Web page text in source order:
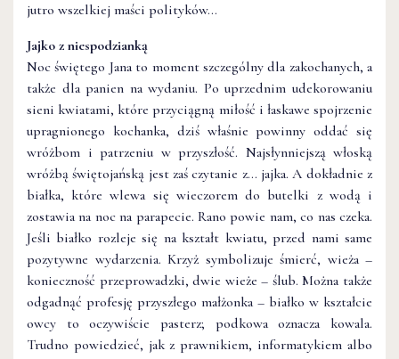
jutro wszelkiej maści polityków…
Jajko z niespodzianką
Noc świętego Jana to moment szczególny dla zakochanych, a
także dla panien na wydaniu. Po uprzednim udekorowaniu
sieni kwiatami, które przyciągną miłość i łaskawe spojrzenie
upragnionego kochanka, dziś właśnie powinny oddać się
wróżbom i patrzeniu w przyszłość. Najsłynniejszą włoską
wróżbą świętojańską jest zaś czytanie z… jajka. A dokładnie z
białka, które wlewa się wieczorem do butelki z wodą i
zostawia na noc na parapecie. Rano powie nam, co nas czeka.
Jeśli białko rozleje się na kształt kwiatu, przed nami same
pozytywne wydarzenia. Krzyż symbolizuje śmierć, wieża –
konieczność przeprowadzki, dwie wieże – ślub. Można także
odgadnąć profesję przyszłego małżonka – białko w kształcie
owcy to oczywiście pasterz; podkowa oznacza kowala.
Trudno powiedzieć, jak z prawnikiem, informatykiem albo